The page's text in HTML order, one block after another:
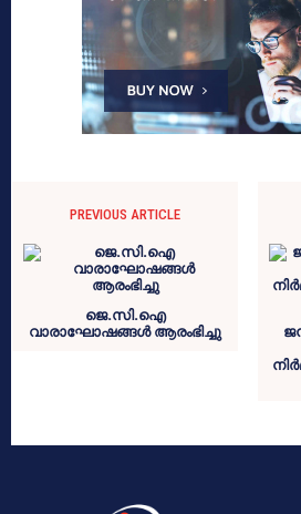
PREVIOUS ARTICLE
ജെ.സി.ഐ
വാരാഘോഷങ്ങൾ ആരംഭിച്ചു